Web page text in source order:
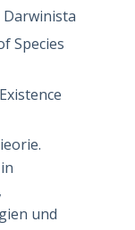
Species
und